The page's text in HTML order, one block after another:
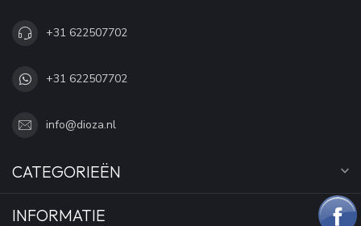
+31 622507702
+31 622507702
info@dioza.nl
CATEGORIEËN
INFORMATIE